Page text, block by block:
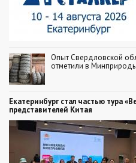
Опыт Свердловской
отметили в
Екатеринбург стал частью тура
представителей Китая